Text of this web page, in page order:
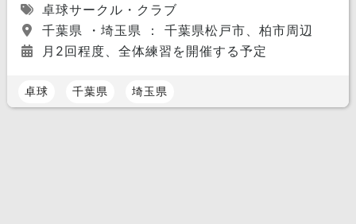
卓球サークル・クラブ
千葉県 ・埼玉県 ： 千葉県松戸市、柏市周辺
月2回程度、全体練習を開催する予定
卓球 千葉県 埼玉県